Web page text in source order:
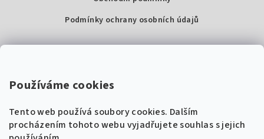
Používáme cookies
Tento web používá soubory cookies. Dalším
procházením tohoto webu vyjadřujete souhlas s jejich
Podmínky ochrany osobních údajů
IČ: 04568672